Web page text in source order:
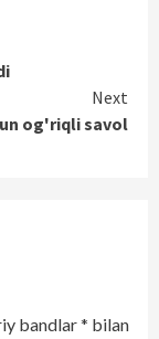
Next
og'riqli savol
bandlar* bilan